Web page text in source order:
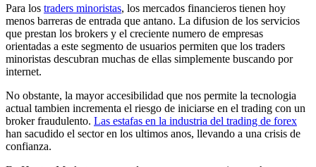
Para los traders minoristas, los mercados financieros tienen hoy
menos barreras de entrada que antano. La difusion de los servicios
que prestan los brokers y el creciente numero de empresas
orientadas a este segmento de usuarios permiten que los traders
minoristas descubran muchas de ellas simplemente buscando por
internet.
No obstante, la mayor accesibilidad que nos permite la tecnologia
actual tambien incrementa el riesgo de iniciarse en el trading con un
broker fraudulento. Las estafas en la industria del trading de forex
han sacudido el sector en los ultimos anos, llevando a una crisis de
confianza.